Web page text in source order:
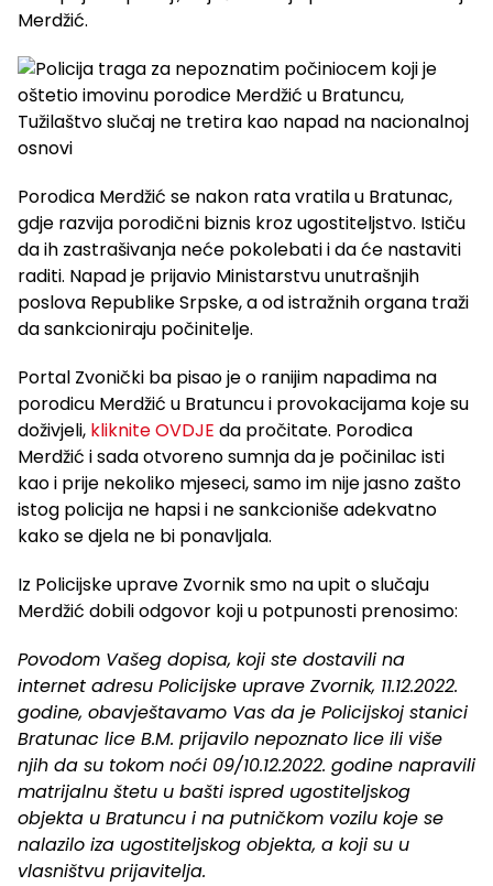
Merdžić.
Porodica Merdžić se nakon rata vratila u Bratunac,
gdje razvija porodični biznis kroz ugostiteljstvo. Ističu
da ih zastrašivanja neće pokolebati i da će nastaviti
raditi. Napad je prijavio Ministarstvu unutrašnjih
poslova Republike Srpske, a od istražnih organa traži
da sankcioniraju počinitelje.
Portal Zvonički ba pisao je o ranijim napadima na
porodicu Merdžić u Bratuncu i provokacijama koje su
doživjeli, kliknite OVDJE da pročitate. Porodica
Merdžić i sada otvoreno sumnja da je počinilac isti
kao i prije nekoliko mjeseci, samo im nije jasno zašto
istog policija ne hapsi i ne sankcioniše adekvatno
kako se djela ne bi ponavljala.
Iz Policijske uprave Zvornik smo na upit o slučaju
Merdžić dobili odgovor koji u potpunosti prenosimo:
Povodom Vašeg dopisa, koji ste dostavili na
internet adresu Policijske uprave Zvornik, 11.12.2022.
godine, obavještavamo Vas da je Policijskoj stanici
Bratunac lice B.M. prijavilo nepoznato lice ili više
njih da su tokom noći 09/10.12.2022. godine napravili
matrijalnu štetu u bašti ispred ugostiteljskog
objekta u Bratuncu i na putničkom vozilu koje se
nalazilo iza ugostiteljskog objekta, a koji su u
vlasništvu prijavitelja.